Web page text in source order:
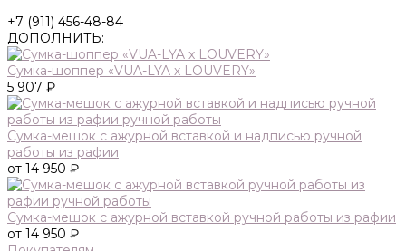
+7 (911) 456-48-84
ДОПОЛНИТЬ:
Сумка-шоппер «VUA-LYA х LOUVERY»
5 907 ₽
Сумка-мешок с ажурной вставкой и надписью ручной
работы из рафии
от 14 950 ₽
Сумка-мешок с ажурной вставкой ручной работы из рафии
от 14 950 ₽